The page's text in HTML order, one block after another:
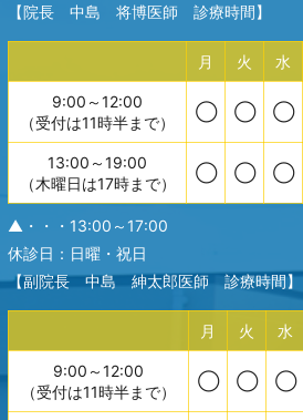
【院長 中島 将博医師 診療時間】
月 火 水
9:00～12:00
（受付は11時半まで）
◯ ◯ ◯
13:00～19:00
（木曜日は17時まで）
◯ ◯ ◯
▲・・・13:00～17:00
休診日：日曜・祝日
【副院長 中島 紳太郎医師 診療時間】
月 火 水
9:00～12:00
（受付は11時半まで）
◯ ◯ ◯